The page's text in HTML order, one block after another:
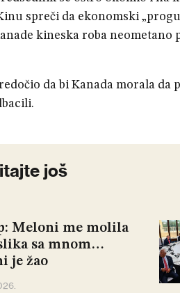
spreči da ekonomski
kineska roba neometano
da bi Kanada morala da
još
Meloni me molila
sa mnom…
je žao